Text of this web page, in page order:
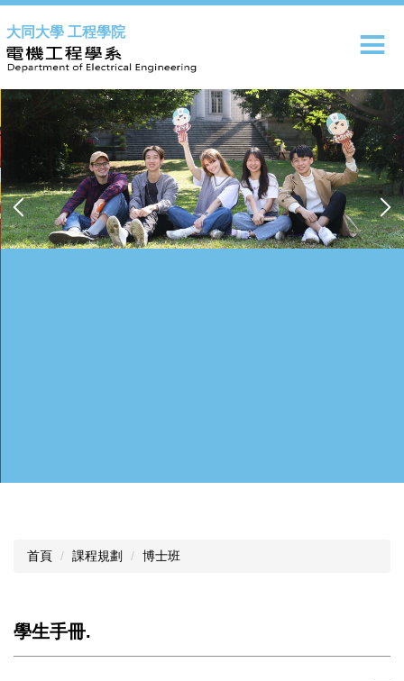
到
主
要
內
大同大學 工程學院
首頁 課程規劃 博士班
學生手冊.